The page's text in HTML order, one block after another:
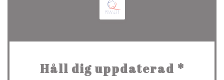
Håll dig uppdaterad *